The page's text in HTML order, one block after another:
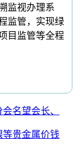
监视办理系
监管，实现绿
目监管等全程
名望会长、
贵金属价钱